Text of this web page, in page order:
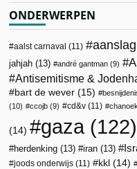
ONDERWERPEN
aalst carnaval (11)
jahjah (13) andré gantman (9)
Antisemitisme &
bart de wever (15)
(10)
ccojb (9) cd&v (11)
(14) gaza (122)
herdenking (13) iran (13)
joods onderwijs (11) kkl (14)